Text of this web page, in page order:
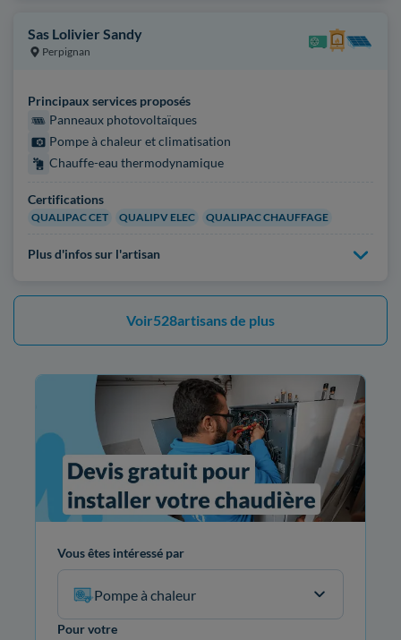
Sas Lolivier Sandy
Perpignan
Principaux services proposés
Panneaux photovoltaïques
Pompe à chaleur et climatisation
Chauffe-eau thermodynamique
Certifications
QUALIPAC CET QUALIPV ELEC QUALIPAC CHAUFFAGE
Plus d'infos sur l'artisan
Voir528artisans de plus
Vous êtes intéressé par
Pompe à chaleur
Pour votre